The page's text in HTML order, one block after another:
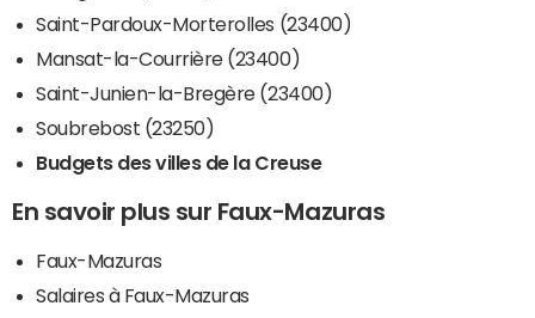
Saint-Pardoux-Morterolles (23400)
Mansat-la-Courrière (23400)
Saint-Junien-la-Bregère (23400)
Soubrebost (23250)
Budgets des villes de la Creuse
En savoir plus sur Faux-Mazuras
Faux-Mazuras
Salaires à Faux-Mazuras